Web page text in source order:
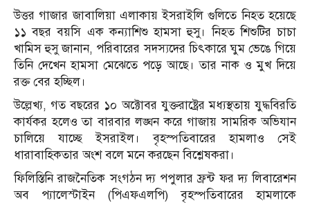
উত্তর গাজার জাবালিয়া এলাকায় ইসরাইলি গুলিতে নিহত হয়েছে
১১ বছর বয়সি এক কন্যাশিশু হামসা হুসু। নিহত শিশুটির চাচা
খামিস হুসু জানান, পরিবারের সদস্যদের চিৎকারে ঘুম ভেঙে গিয়ে
তিনি দেখেন হামসা মেঝেতে পড়ে আছে। তার নাক ও মুখ দিয়ে
রক্ত বের হচ্ছিল।
উল্লেখ্য, গত বছরের ১০ অক্টোবর যুক্তরাষ্ট্রের মধ্যস্থতায় যুদ্ধবিরতি
কার্যকর হলেও তা বারবার লঙ্ঘন করে গাজায় সামরিক অভিযান
চালিয়ে যাচ্ছে ইসরাইল। বৃহস্পতিবারের হামলাও সেই
ধারাবাহিকতার অংশ বলে মনে করছেন বিশ্লেষকরা।
ফিলিস্তিনি রাজনৈতিক সংগঠন দ্য পপুলার ফ্রন্ট ফর দ্য লিবারেশন
অব প্যালেস্টাইন (পিএফএলপি) বৃহস্পতিবারের হামলাকে